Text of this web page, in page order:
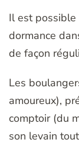
Il est
dormance
de façon
Les
amoureux),
comptoir (du
son levain